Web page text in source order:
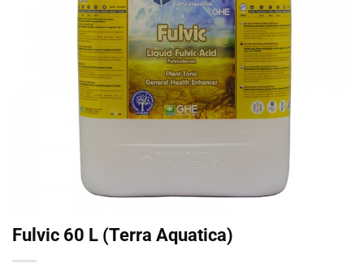
Fulvic 60 L (Terra Aquatica)